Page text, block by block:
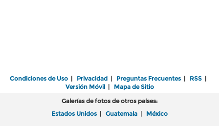
Condiciones de Uso | Privacidad | Preguntas Frecuentes | RSS |
Versión Móvil| Mapa de Sitio
Galerías de fotos de otros países:
Estados Unidos | Guatemala | México